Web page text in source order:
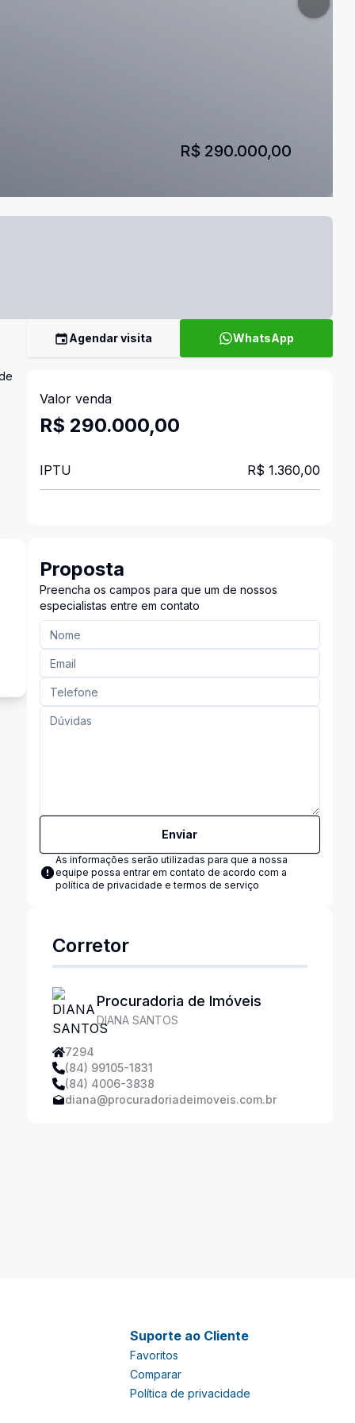
R$ 290.000,00
Agendar visita WhatsApp
Valor venda
R$ 290.000,00
IPTU R$ 1.360,00
Proposta
Preencha os campos para que um de nossos
especialistas entre em contato
Enviar
As informações serão utilizadas para que a nossa
equipe possa entrar em contato de acordo com a
política de privacidade e termos de serviço
Corretor
Procuradoria de Imóveis
DIANA SANTOS
7294
(84) 99105-1831
(84) 4006-3838
diana@procuradoriadeimoveis.com.br
Suporte ao Cliente
Favoritos
Comparar
Política de privacidade